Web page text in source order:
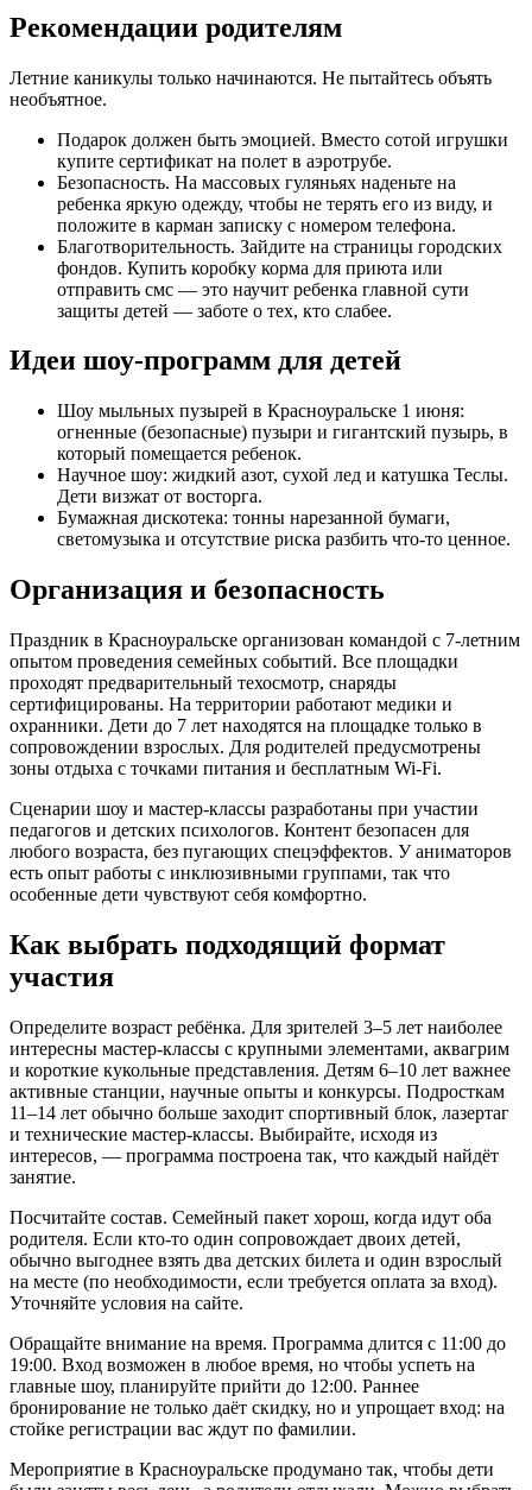
Рекомендации родителям
Летние каникулы только начинаются. Не пытайтесь объять
необъятное.
Подарок должен быть эмоцией. Вместо сотой игрушки
купите сертификат на полет в аэротрубе.
Безопасность. На массовых гуляньях наденьте на
ребенка яркую одежду, чтобы не терять его из виду, и
положите в карман записку с номером телефона.
Благотворительность. Зайдите на страницы городских
фондов. Купить коробку корма для приюта или
отправить смс — это научит ребенка главной сути
защиты детей — заботе о тех, кто слабее.
Идеи шоу-программ для детей
Шоу мыльных пузырей в Красноуральске 1 июня:
огненные (безопасные) пузыри и гигантский пузырь, в
который помещается ребенок.
Научное шоу: жидкий азот, сухой лед и катушка Теслы.
Дети визжат от восторга.
Бумажная дискотека: тонны нарезанной бумаги,
светомузыка и отсутствие риска разбить что-то ценное.
Организация и безопасность
Праздник в Красноуральске организован командой с 7-летним
опытом проведения семейных событий. Все площадки
проходят предварительный техосмотр, снаряды
сертифицированы. На территории работают медики и
охранники. Дети до 7 лет находятся на площадке только в
сопровождении взрослых. Для родителей предусмотрены
зоны отдыха с точками питания и бесплатным Wi-Fi.
Сценарии шоу и мастер-классы разработаны при участии
педагогов и детских психологов. Контент безопасен для
любого возраста, без пугающих спецэффектов. У аниматоров
есть опыт работы с инклюзивными группами, так что
особенные дети чувствуют себя комфортно.
Как выбрать подходящий формат
участия
Определите возраст ребёнка. Для зрителей 3–5 лет наиболее
интересны мастер-классы с крупными элементами, аквагрим
и короткие кукольные представления. Детям 6–10 лет важнее
активные станции, научные опыты и конкурсы. Подросткам
11–14 лет обычно больше заходит спортивный блок, лазертаг
и технические мастер-классы. Выбирайте, исходя из
интересов, — программа построена так, что каждый найдёт
занятие.
Посчитайте состав. Семейный пакет хорош, когда идут оба
родителя. Если кто-то один сопровождает двоих детей,
обычно выгоднее взять два детских билета и один взрослый
на месте (по необходимости, если требуется оплата за вход).
Уточняйте условия на сайте.
Обращайте внимание на время. Программа длится с 11:00 до
19:00. Вход возможен в любое время, но чтобы успеть на
главные шоу, планируйте прийти до 12:00. Раннее
бронирование не только даёт скидку, но и упрощает вход: на
стойке регистрации вас ждут по фамилии.
Мероприятие в Красноуральске продумано так, чтобы дети